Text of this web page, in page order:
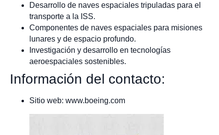
Desarrollo de naves espaciales tripuladas para el
transporte a la ISS.
Componentes de naves espaciales para misiones
lunares y de espacio profundo.
Investigación y desarrollo en tecnologías
aeroespaciales sostenibles.
Información del contacto:
Sitio web: www.boeing.com